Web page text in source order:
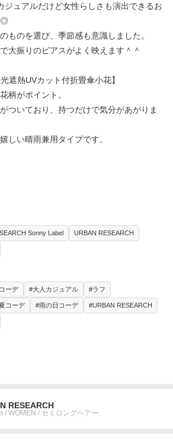
ジュアルだけど女性らしさも演出できるお
◎
ものを選び、季節感も意識しました。
大振りのピアスがよく映えます＾＾
遮熱UVカット付折畳傘小花】
柄がポイント。
ついており、持つだけで気分があがりま
しい晴雨兼用タイプです。
Sonny Label URBAN RESEARCH
ーデ #大人カジュアル #ラフ
コーデ #雨の日コーデ #URBAN RESEARCH
RESEARCH
/ WOMEN / セミロングヘアー